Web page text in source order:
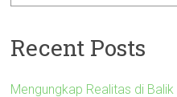
Recent Posts
Mengungkap Realitas di